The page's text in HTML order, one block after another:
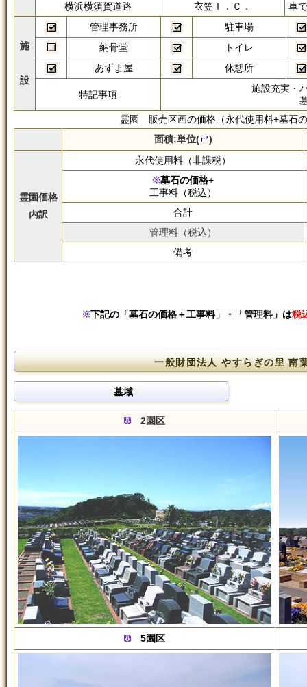
横浜横須賀道路
衣笠Ｉ．Ｃ． 車
施
設
管理事務所
駐車場
納骨堂
トイレ
あずま屋
休憩所
特記事項
施設充実・
霊園 販売区画の価格（永代使用料+墓
面積:単位(
)
霊園価格
内訳
永代使用料（非課税）
墓石の価格+
工事料（税込）
合計
管理料（税込）
備考
下記の「墓石の価格＋工事料」・「管理料」は税
一般財団法人 やすらぎの里
墓域
2園区
5園区